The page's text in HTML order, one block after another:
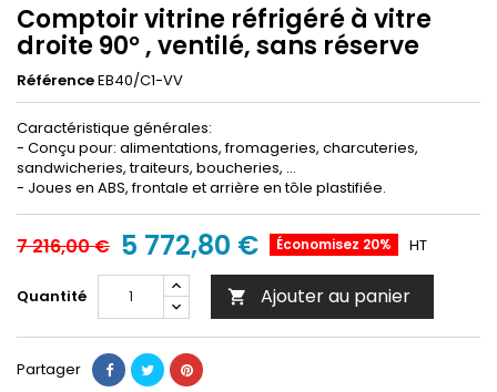
Comptoir vitrine réfrigéré à vitre
droite 90° , ventilé, sans réserve
RéférenceEB40/C1-VV
Caractéristique générales:
- Conçu pour: alimentations, fromageries, charcuteries,
sandwicheries, traiteurs, boucheries, ...
- Joues en ABS, frontale et arrière en tôle plastifiée.
7 216,00 € 5 772,80 € Économisez 20% HT
Quantité  Ajouter au panier
Partager